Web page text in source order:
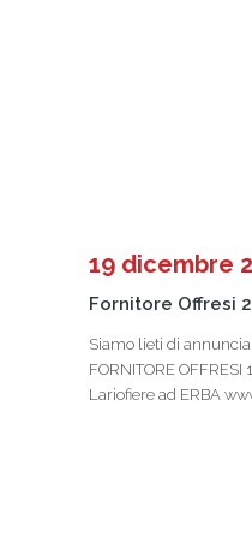
19 dicembre
Fornitore Offresi
Siamo lieti di
FORNITORE
Lariofiere ad ERBA